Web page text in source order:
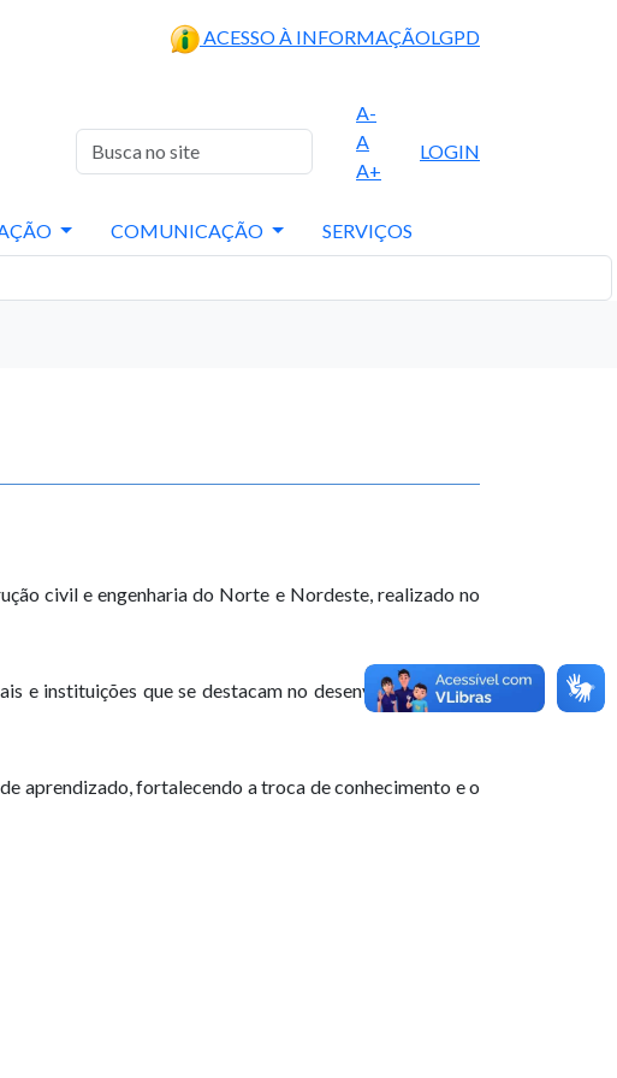
ACESSO À INFORMAÇÃOLGPD
A-
A
A+
LOGIN
COMUNICAÇÃO SERVIÇOS
civil e engenharia do Norte e Nordeste, realizado no
e instituições que se destacam no desenvolvimento da
aprendizado, fortalecendo a troca de conhecimento e o